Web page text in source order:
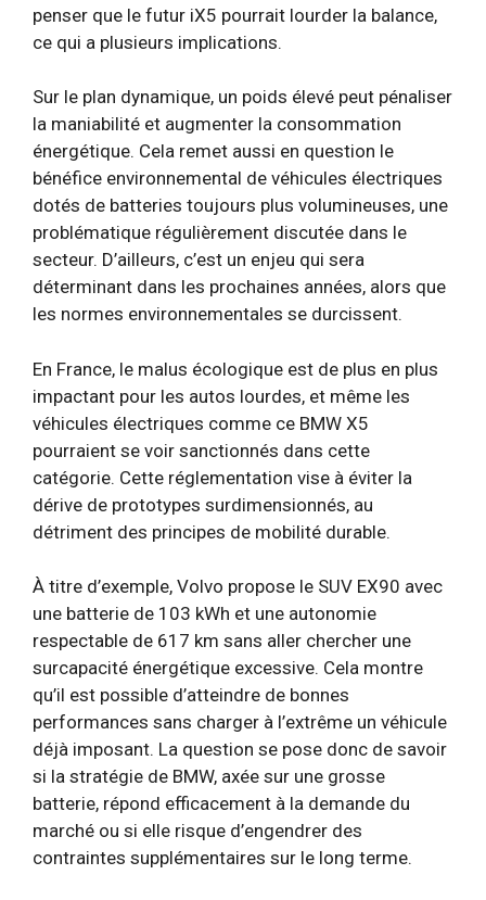
penser que le futur iX5 pourrait lourder la balance,
ce qui a plusieurs implications.
Sur le plan dynamique, un poids élevé peut pénaliser
la maniabilité et augmenter la consommation
énergétique. Cela remet aussi en question le
bénéfice environnemental de véhicules électriques
dotés de batteries toujours plus volumineuses, une
problématique régulièrement discutée dans le
secteur. D’ailleurs, c’est un enjeu qui sera
déterminant dans les prochaines années, alors que
les normes environnementales se durcissent.
En France, le malus écologique est de plus en plus
impactant pour les autos lourdes, et même les
véhicules électriques comme ce BMW X5
pourraient se voir sanctionnés dans cette
catégorie. Cette réglementation vise à éviter la
dérive de prototypes surdimensionnés, au
détriment des principes de mobilité durable.
À titre d’exemple, Volvo propose le SUV EX90 avec
une batterie de 103 kWh et une autonomie
respectable de 617 km sans aller chercher une
surcapacité énergétique excessive. Cela montre
qu’il est possible d’atteindre de bonnes
performances sans charger à l’extrême un véhicule
déjà imposant. La question se pose donc de savoir
si la stratégie de BMW, axée sur une grosse
batterie, répond efficacement à la demande du
marché ou si elle risque d’engendrer des
contraintes supplémentaires sur le long terme.